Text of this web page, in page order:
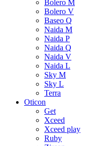
Bolero M
Bolero V
Baseo Q
Naida M
Naida P
Naida Q
Naida V
Naida L
Sky M
Sky L
Terra
Oticon
Get
Xceed
Xceed play
Ruby